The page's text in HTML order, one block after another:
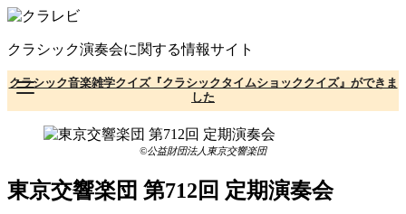
コ
テ
ン
ツ
へ
クラシック演奏会に関する情報サイト
クラシック音楽雑学クイズ『クラシックタイムショッククイズ』ができま
した
©公益財団法人東京交響楽団
東京交響楽団 第712回 定期演奏会